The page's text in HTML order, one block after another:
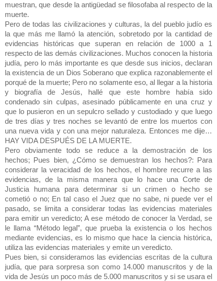
muestran, que desde la antigüedad se filosofaba al respecto de la
muerte.
Pero de todas las civilizaciones y culturas, la del pueblo judío es
la que más me llamó la atención, sobretodo por la cantidad de
evidencias históricas que superan en relación de 1000 a 1
respecto de las demás civilizaciones. Muchos conocen la historia
judía, pero lo más importante es que desde sus inicios, declaran
la existencia de un Dios Soberano que explica razonablemente el
porqué de la muerte; Pero no solamente eso, al llegar a la historia
y biografía de Jesús, hallé que este hombre había sido
condenado sin culpas, asesinado públicamente en una cruz y
que lo pusieron en un sepulcro sellado y custodiado y que luego
de tres días y tres noches se levantó de entre los muertos con
una nueva vida y con una mejor naturaleza. Entonces me dije…
HAY VIDA DESPUÉS DE LA MUERTE.
Pero obviamente todo se reduce a la demostración de los
hechos; Pues bien, ¿Cómo se demuestran los hechos?: Para
considerar la veracidad de los hechos, el hombre recurre a las
evidencias, de la misma manera que lo hace una Corte de
Justicia humana para determinar si un crimen o hecho se
cometió o no; En tal caso el Juez que no sabe, ni puede ver el
pasado, se limita a considerar todas las evidencias materiales
para emitir un veredicto; A ese método de conocer la Verdad, se
le llama “Método legal”, que prueba la existencia o los hechos
mediante evidencias, es lo mismo que hace la ciencia histórica,
utiliza las evidencias materiales y emite un veredicto.
Pues bien, si consideramos las evidencias escritas de la cultura
judía, que para sorpresa son como 14.000 manuscritos y de la
vida de Jesús un poco más de 5.000 manuscritos y si se usara el